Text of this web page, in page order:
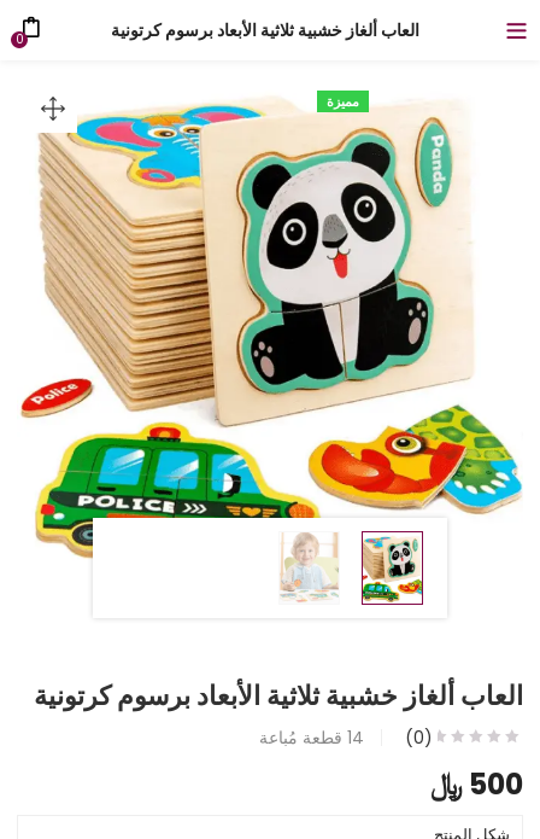
العاب ألغاز خشبية ثلاثية الأبعاد برسوم كرتونية 0
مميزة
العاب ألغاز خشبية ثلاثية الأبعاد برسوم كرتونية
(0)
14 قطعة مُباعة
500 ﷼
شكل المنتج